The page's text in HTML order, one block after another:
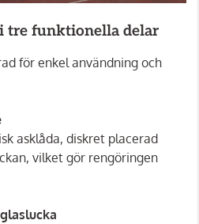
tre funktionella delar
för enkel användning och
asklåda, diskret placerad
vilket gör rengöringen